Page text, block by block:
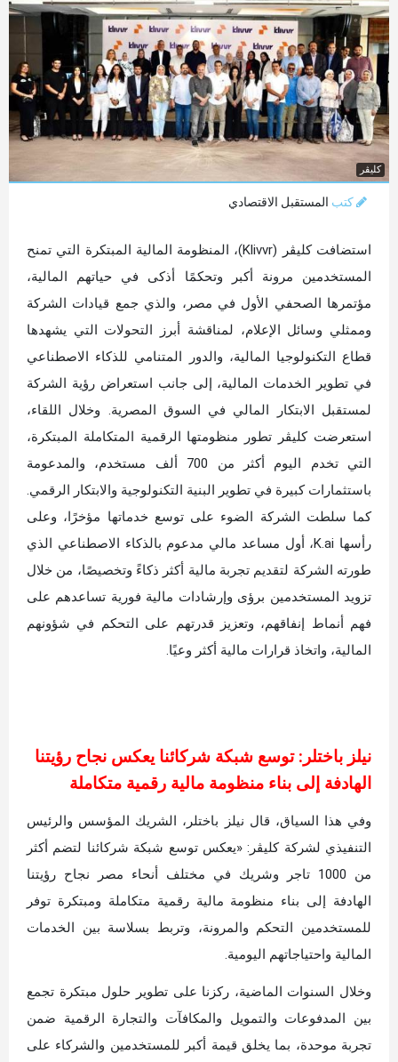
كليڤر
كتب المستقبل الاقتصادي
استضافت كليڤر (Klivvr)، المنظومة المالية المبتكرة التي تمنح
المستخدمين مرونة أكبر وتحكمًا أذكى في حياتهم المالية،
مؤتمرها الصحفي الأول في مصر، والذي جمع قيادات الشركة
وممثلي وسائل الإعلام، لمناقشة أبرز التحولات التي يشهدها
قطاع التكنولوجيا المالية، والدور المتنامي للذكاء الاصطناعي
في تطوير الخدمات المالية، إلى جانب استعراض رؤية الشركة
لمستقبل الابتكار المالي في السوق المصرية. وخلال اللقاء،
استعرضت كليڤر تطور منظومتها الرقمية المتكاملة المبتكرة،
التي تخدم اليوم أكثر من 700 ألف مستخدم، والمدعومة
باستثمارات كبيرة في تطوير البنية التكنولوجية والابتكار الرقمي.
كما سلطت الشركة الضوء على توسع خدماتها مؤخرًا، وعلى
رأسها K.ai، أول مساعد مالي مدعوم بالذكاء الاصطناعي الذي
طورته الشركة لتقديم تجربة مالية أكثر ذكاءً وتخصيصًا، من خلال
تزويد المستخدمين برؤى وإرشادات مالية فورية تساعدهم على
فهم أنماط إنفاقهم، وتعزيز قدرتهم على التحكم في شؤونهم
المالية، واتخاذ قرارات مالية أكثر وعيًا.
نيلز باختلر: توسع شبكة شركائنا يعكس نجاح رؤيتنا
الهادفة إلى بناء منظومة مالية رقمية متكاملة
وفي هذا السياق، قال نيلز باختلر، الشريك المؤسس والرئيس
التنفيذي لشركة كليڤر: «يعكس توسع شبكة شركائنا لتضم أكثر
من 1000 تاجر وشريك في مختلف أنحاء مصر نجاح رؤيتنا
الهادفة إلى بناء منظومة مالية رقمية متكاملة ومبتكرة توفر
للمستخدمين التحكم والمرونة، وتربط بسلاسة بين الخدمات
المالية واحتياجاتهم اليومية.
وخلال السنوات الماضية، ركزنا على تطوير حلول مبتكرة تجمع
بين المدفوعات والتمويل والمكافآت والتجارة الرقمية ضمن
تجربة موحدة، بما يخلق قيمة أكبر للمستخدمين والشركاء على